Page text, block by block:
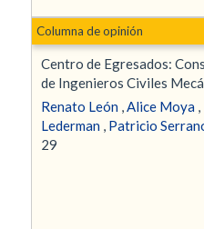
Centro de Egresados:
de Ingenieros Civiles
Renato León, Alice Moya,
Lederman, Patricio
29
Columna de opinión